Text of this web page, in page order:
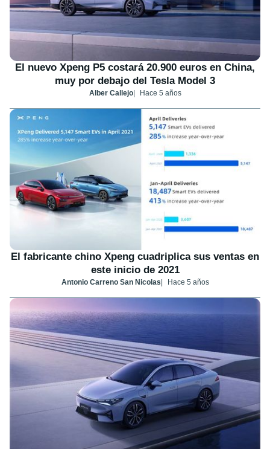
El nuevo Xpeng P5 costará 20.900 euros en China,
muy por debajo del Tesla Model 3
Alber Callejo Hace 5 años
El fabricante chino Xpeng cuadriplica sus ventas en
este inicio de 2021
Antonio Carreno San Nicolas Hace 5 años